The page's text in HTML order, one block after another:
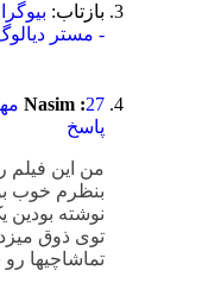
بازتاب:بیوگرافی
- مستر دیالوگ
Nasim :
من این فیلم رو
بنظرم خوب بود.
نوشته بودین یک
توی ذوق میزد
تماشاچیها رو شنید